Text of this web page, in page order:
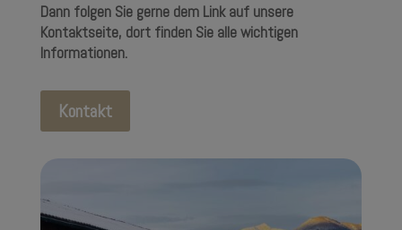
Dann folgen Sie gerne dem Link auf unsere
Kontaktseite, dort finden Sie alle wichtigen
Informationen.
Kontakt